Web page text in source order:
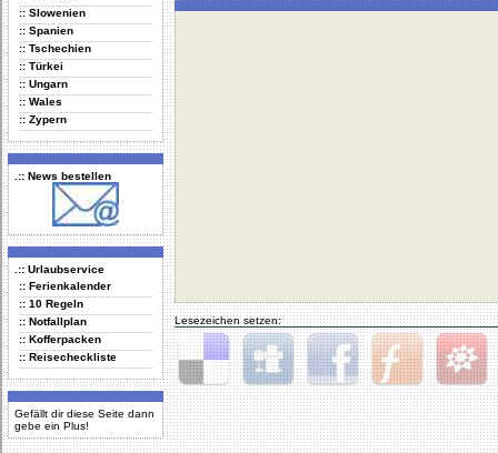
:: Slowenien
:: Spanien
:: Tschechien
:: Türkei
:: Ungarn
:: Wales
:: Zypern
.:: News bestellen
.:: Urlaubservice
:: Ferienkalender
:: 10 Regeln
:: Notfallplan
:: Kofferpacken
:: Reisecheckliste
Gefällt dir diese Seite dann
gebe ein Plus!
Lesezeichen setzen:
Delicious Digg Facebook Furl StudiVZ